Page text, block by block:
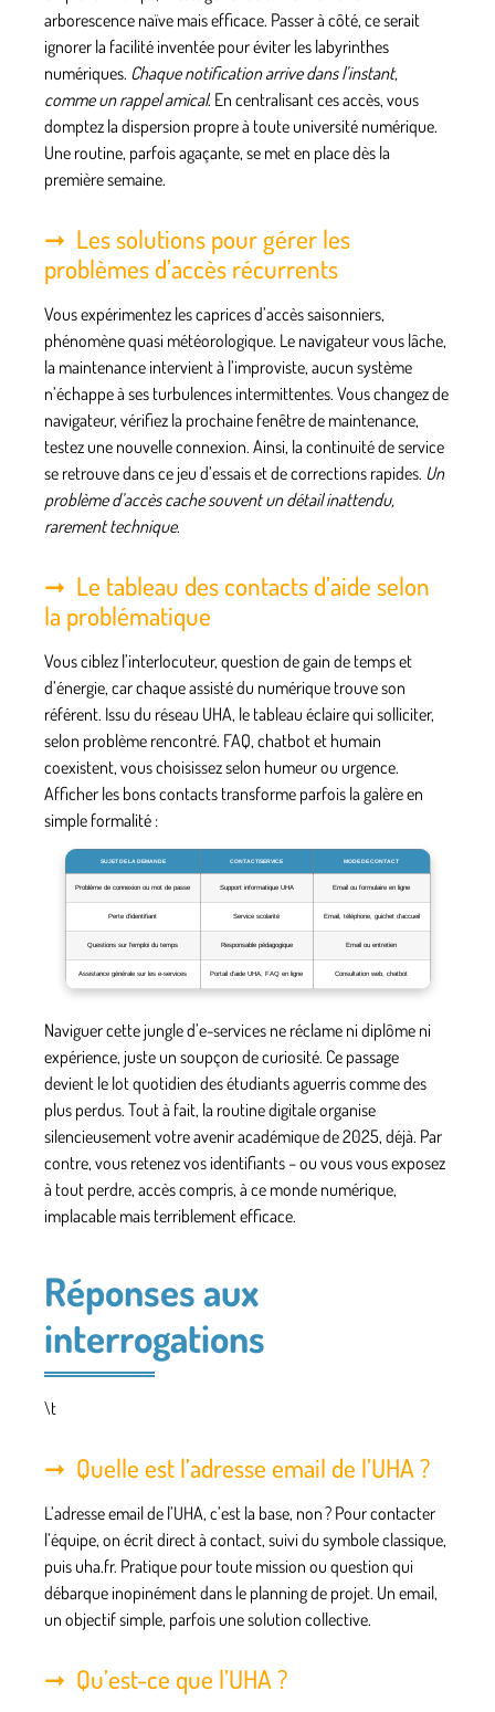
arborescence naïve mais efficace. Passer à côté, ce serait
ignorer la facilité inventée pour éviter les labyrinthes
numériques. Chaque notification arrive dans l’instant,
comme un rappel amical. En centralisant ces accès, vous
domptez la dispersion propre à toute université numérique.
Une routine, parfois agaçante, se met en place dès la
première semaine.
Les solutions pour gérer les
problèmes d’accès récurrents
Vous expérimentez les caprices d’accès saisonniers,
phénomène quasi météorologique. Le navigateur vous lâche,
la maintenance intervient à l’improviste, aucun système
n’échappe à ses turbulences intermittentes. Vous changez de
navigateur, vérifiez la prochaine fenêtre de maintenance,
testez une nouvelle connexion. Ainsi, la continuité de service
se retrouve dans ce jeu d’essais et de corrections rapides. Un
problème d’accès cache souvent un détail inattendu,
rarement technique.
Le tableau des contacts d’aide selon
la problématique
Vous ciblez l’interlocuteur, question de gain de temps et
d’énergie, car chaque assisté du numérique trouve son
référent. Issu du réseau UHA, le tableau éclaire qui solliciter,
selon problème rencontré. FAQ, chatbot et humain
coexistent, vous choisissez selon humeur ou urgence.
Afficher les bons contacts transforme parfois la galère en
simple formalité :
SUJET DE LA DEMANDE CONTACT/SERVICE MODE DE CONTACT
Problème de connexion ou mot de passe Support informatique UHA Email ou formulaire en ligne
Perte d’identifiant Service scolarité Email, téléphone, guichet d’accueil
Questions sur l’emploi du temps Responsable pédagogique Email ou entretien
Assistance générale sur les e-services Portail d’aide UHA, FAQ en ligne Consultation web, chatbot
Naviguer cette jungle d’e-services ne réclame ni diplôme ni
expérience, juste un soupçon de curiosité. Ce passage
devient le lot quotidien des étudiants aguerris comme des
plus perdus. Tout à fait, la routine digitale organise
silencieusement votre avenir académique de 2025, déjà. Par
contre, vous retenez vos identifiants – ou vous vous exposez
à tout perdre, accès compris, à ce monde numérique,
implacable mais terriblement efficace.
Réponses aux
interrogations
\t
Quelle est l’adresse email de l’UHA ?
L’adresse email de l’UHA, c’est la base, non ? Pour contacter
l’équipe, on écrit direct à contact, suivi du symbole classique,
puis uha.fr. Pratique pour toute mission ou question qui
débarque inopinément dans le planning de projet. Un email,
un objectif simple, parfois une solution collective.
Qu’est-ce que l’UHA ?